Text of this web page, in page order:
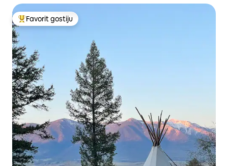
Glavni favorit gostiju
Favorit gostiju